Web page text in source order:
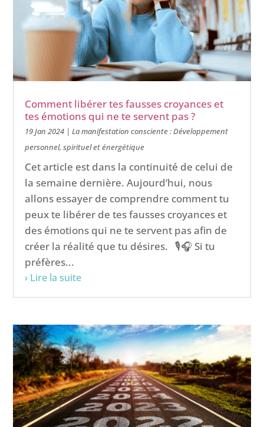
Comment libérer tes fausses croyances et
tes émotions qui ne te servent pas ?
19 Jan 2024 |La manifestation consciente : Développement
personnel, spirituel et énergétique
Cet article est dans la continuité de celui de
la semaine dernière. Aujourd’hui, nous
allons essayer de comprendre comment tu
peux te libérer de tes fausses croyances et
des émotions qui ne te servent pas afin de
créer la réalité que tu désires. 🎙️🎧 Si tu
préfères...
› Lire la suite